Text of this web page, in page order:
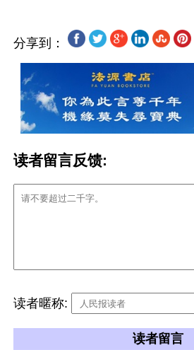
分享到：
读者留言反馈:
读者暱称:
读者留言